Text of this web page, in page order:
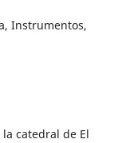
Instrumentos,
catedral de El